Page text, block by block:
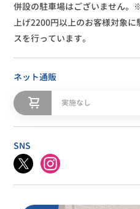
併設の駐車場はございません
上げ2200円以上のお客様対象
スを行っています。
ネット通販
実施なし
SNS